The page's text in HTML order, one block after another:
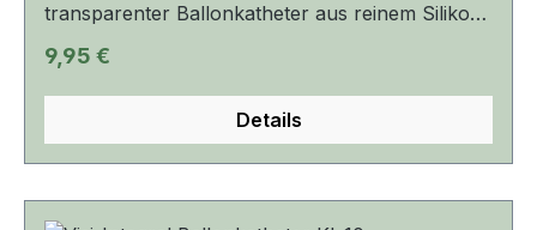
transparenter Ballonkatheter aus reinem Silikon
mit gerader spitze ( Nelaton ). Produktmerkmale:
Transparenter Silikonkatheter für optimale
Sichtkontrolle Röntgendichte Spitze zur exakten
Positionierung unter Bildgebung Kontraststreifen
entlang des Katheters für verbesserte
Luer-Lock-Spritzenansätzen Steril und latexfrei –
Regulärer Preis:
9,95 €
Details